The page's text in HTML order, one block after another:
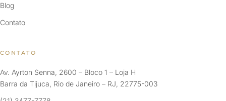
Blog
Contato
CONTATO
Av. Ayrton Senna, 2600 – Bloco 1 – Loja H
Barra da Tijuca, Rio de Janeiro – RJ, 22775-003